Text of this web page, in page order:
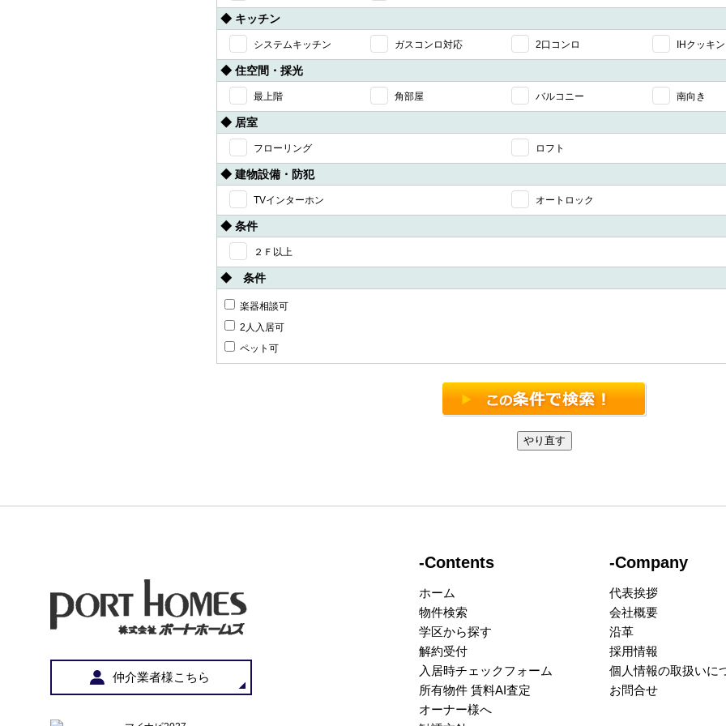
◆ キッチン
システムキッチン ガスコンロ対応 2口コンロ IHクッキ
◆ 住空間・採光
最上階 角部屋 バルコニー 南向き
◆ 居室
フローリング ロフト
◆ 建物設備・防犯
TVインターホン オートロック
◆ 条件
２Ｆ以上
◆ 条件
楽器相談可
2人入居可
ペット可
仲介業者様こちら
-Contents
ホーム
物件検索
学区から探す
解約受付
入居時チェックフォーム
所有物件 賃料AI査定
オーナー様へ
-Company
代表挨拶
会社概要
沿革
採用情報
個人情報の取扱いに
お問合せ